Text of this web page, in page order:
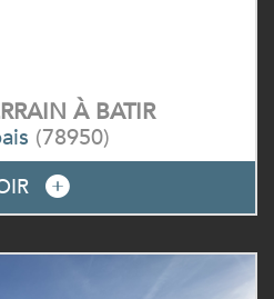
À BATIR
(78950)